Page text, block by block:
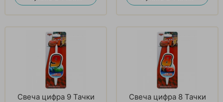
Свеча цифра 9 Тачки Свеча цифра 8 Тачки